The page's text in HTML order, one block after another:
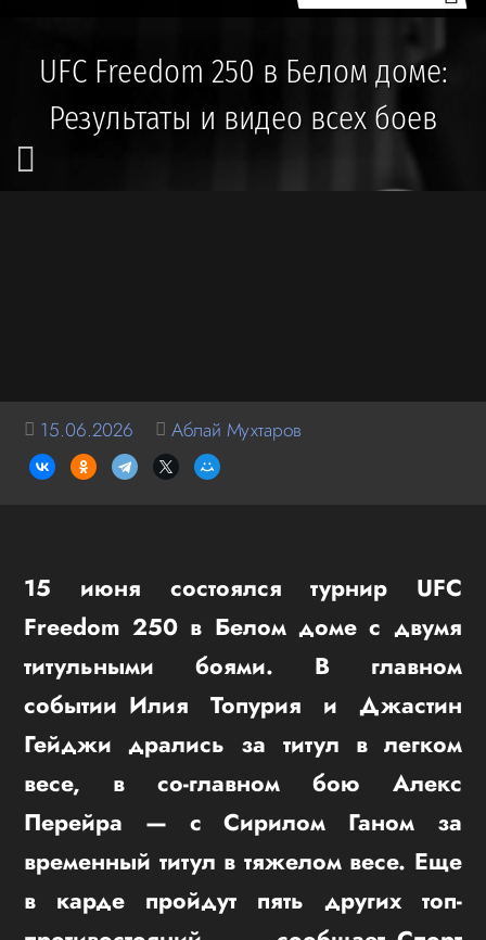
UFC Freedom 250 в Белом доме:
Результаты и видео всех боев
15.06.2026 Аблай Мухтаров
15 июня состоялся турнир UFC
Freedom 250 в Белом доме с двумя
титульными боями. В главном
событии Илия Топурия и Джастин
Гейджи дрались за титул в легком
весе, в со-главном бою Алекс
Перейра — с Сирилом Ганом за
временный титул в тяжелом весе. Еще
в карде пройдут пять других топ-